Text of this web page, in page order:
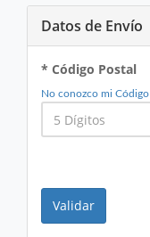
Datos de Envío
* Código Postal
No conozco mi Código